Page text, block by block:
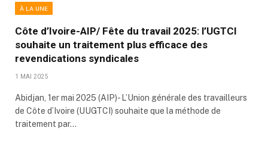
À LA UNE
Côte d’Ivoire-AIP/ Fête du travail 2025: l’UGTCI
souhaite un traitement plus efficace des
revendications syndicales
1 MAI 2025
Abidjan, 1er mai 2025 (AIP)- L’Union générale des travailleurs
de Côte d’Ivoire (UUGTCI) souhaite que la méthode de
traitement par…